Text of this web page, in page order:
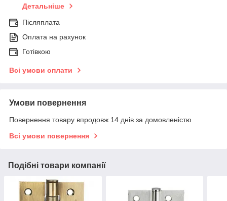
Детальніше
Післяплата
Оплата на рахунок
Готівкою
Всі умови оплати
Умови повернення
Повернення товару впродовж 14 днів за домовленістю
Всі умови повернення
Подібні товари компанії